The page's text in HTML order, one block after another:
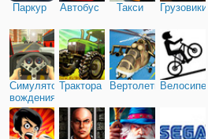
Паркур Автобус Такси Грузовики
Симулятор
вождения
Трактора ВертолетыВелосипед